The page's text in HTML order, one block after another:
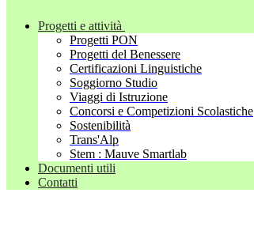
Progetti e attività
Progetti PON
Progetti del Benessere
Certificazioni Linguistiche
Soggiorno Studio
Viaggi di Istruzione
Concorsi e Competizioni Scolastiche
Sostenibilità
Trans'Alp
Stem : Mauve Smartlab
Documenti utili
Contatti